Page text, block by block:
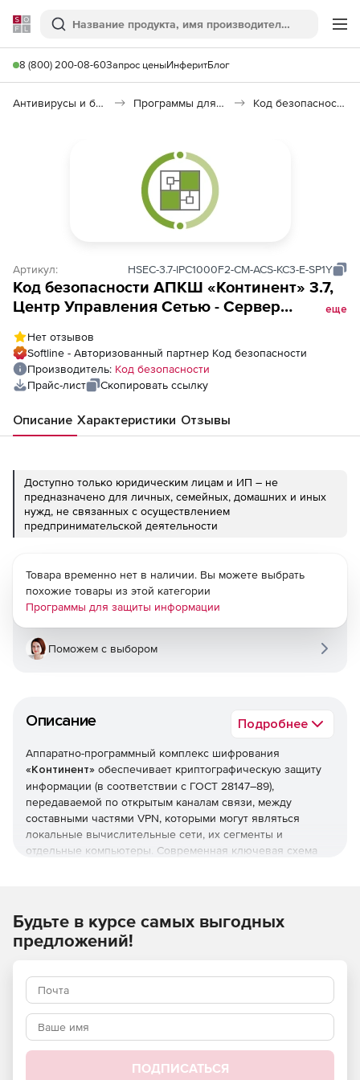
Softline
Поиск
8 (800) 200-08-60Запрос ценыИнферитБлог
Антивирусы и безопасность Программы для защиты информации Код безопасности: АПКШ «Континент»
Артикул: HSEC-3.7-IPC1000F2-CM-ACS-KC3-E-SP1Y
Код безопасности АПКШ «Континент» 3.7,
Центр Управления Сетью - Сервер
платформа IPC1000F2
еще
Нет отзывов
Softline - Авторизованный партнер Код безопасности
Производитель: Код безопасности
Прайс-лист
Скопировать ссылку
Описание Характеристики Отзывы
Доступно только юридическим лицам и ИП – не
предназначено для личных, семейных, домашних и иных
нужд, не связанных с осуществлением
предпринимательской деятельности
Описание Подробнее
Аппаратно-программный комплекс шифрования
«Континент» обеспечивает криптографическую защиту
информации (в соответствии с ГОСТ 28147–89),
передаваемой по открытым каналам связи, между
составными частями VPN, которыми могут являться
локальные вычислительные сети, их сегменты и
отдельные компьютеры. Современная ключевая схема
Для защиты от проникновения со стороны сетей общего
пользования комплекс «Континент» обеспечивает
различным критериям (адресам отправителя и
получателя, протоколам, номерам портов,
дополнительным полям пакетов и т.д.). Решение
осуществляет поддержку VoIP, видеоконференций, ADSL,
Dial-Up и спутниковых каналов связи, технологии NAT/PAT
Товара временно нет в наличии. Вы можете выбрать
похожие товары из этой категории
Программы для защиты информации
Поможем с выбором
Будьте в курсе самых выгодных
предложений!
ПОДПИСАТЬСЯ